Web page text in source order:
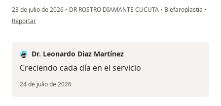
23 de julio de 2026 • DR ROSTRO DIAMANTE CUCUTA • Blefaroplastia •
en opinión del usuario MaribelM
Reportar
Dr. Leonardo Diaz Martínez
Creciendo cada día en el servicio
24 de julio de 2026